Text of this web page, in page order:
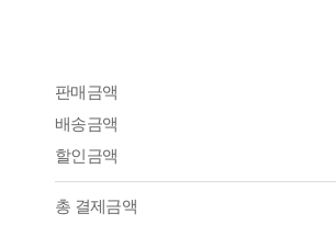
판매금액
배송금액
할인금액
총 결제금액